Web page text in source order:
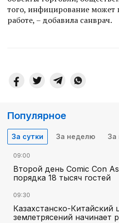
того, инфицирование может
работе, – добавила санврач.
Популярное
За сутки За неделю За
09:00
Второй день Comic Con
порядка 18 тысяч гостей
09:30
Казахстанско-Китайский
землетрясений начинает